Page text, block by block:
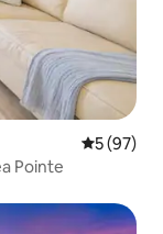
5 (97)
Pointe